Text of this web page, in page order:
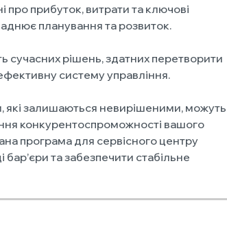
про прибуток, витрати та ключові
планування та розвиток.
сучасних рішень, здатних перетворити
систему управління.
які залишаються невирішеними, можуть
конкурентоспроможності вашого
програма для сервісного центру
бар’єри та забезпечити стабільне